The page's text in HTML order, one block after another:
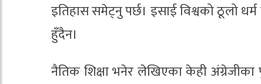
इतिहास समेट्नु पर्छ। इसाई विश्वको ठूलो धर्म
हुँदैन।
नैतिक शिक्षा भनेर लेखिएका केही